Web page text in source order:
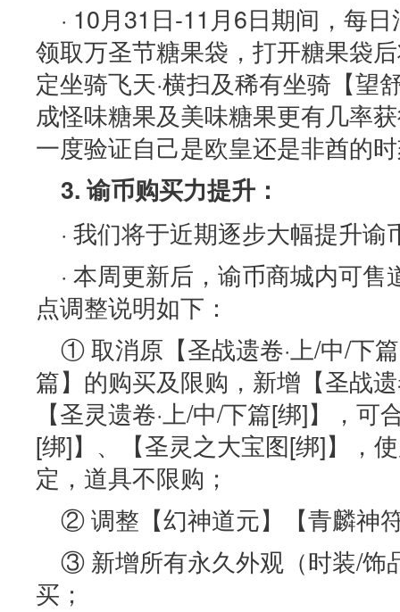
· 10月31日-11月6日期间，每
领取万圣节糖果袋，打开糖果袋
定坐骑飞天·横扫及稀有坐骑【望
成怪味糖果及美味糖果更有几率
一度验证自己是欧皇还是非酋的
3. 谕币购买力提升：
· 我们将于近期逐步大幅提升谕
· 本周更新后，谕币商城内可
点调整说明如下：
① 取消原【圣战遗卷·上/中/下
篇】的购买及限购，新增【圣战
【圣灵遗卷·上/中/下篇[绑]】，
[绑]】、【圣灵之大宝图[绑]】，
定，道具不限购；
② 调整【幻神道元】【青麟神
③ 新增所有永久外观（时装/饰
买；